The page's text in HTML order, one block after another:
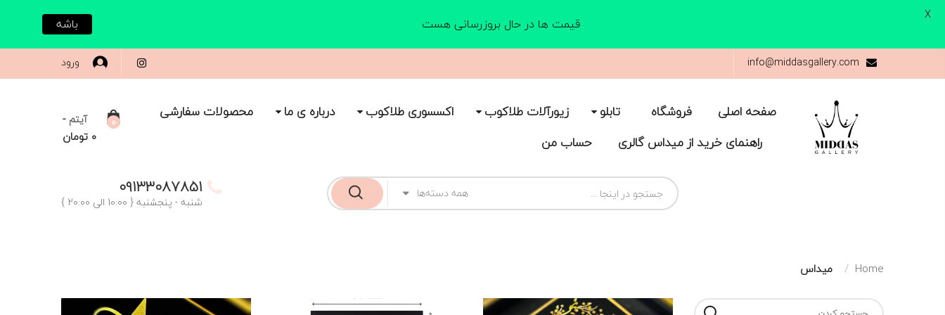
info@middasgallery.com ورود
صفحه اصلی فروشگاه تابلو زیورآلات طلاکوب اکسسوری طلاکوب درباره ی ما
محصولات سفارشی
راهنمای خرید از میداس گالری
حساب من
0 آیتم -
0 تومان
همه دسته‌ها 09133087851
شنبه - پنجشنبه { 10:00 الی 20:00 }
Home میداس
قیمت ها در حال بروزرسانی هست باشه X